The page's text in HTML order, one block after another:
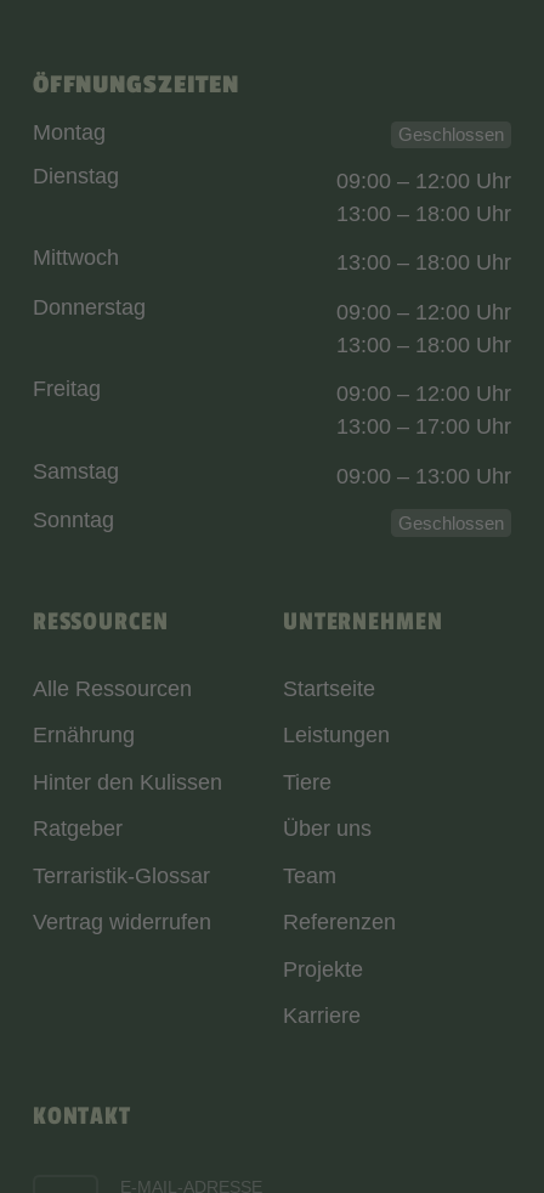
RESSOURCEN
Alle Ressourcen
Ernährung
Hinter den Kulissen
Ratgeber
Terraristik-Glossar
Vertrag widerrufen
UNTERNEHMEN
Startseite
Leistungen
Tiere
Über uns
Team
Referenzen
Projekte
Karriere
KONTAKT
E-MAIL-ADRESSE
ÖFFNUNGSZEITEN
Montag Geschlossen
Dienstag
09:00 – 12:00 Uhr
13:00 – 18:00 Uhr
Mittwoch
13:00 – 18:00 Uhr
Donnerstag
09:00 – 12:00 Uhr
13:00 – 18:00 Uhr
Freitag
09:00 – 12:00 Uhr
13:00 – 17:00 Uhr
Samstag
09:00 – 13:00 Uhr
Sonntag
Geschlossen